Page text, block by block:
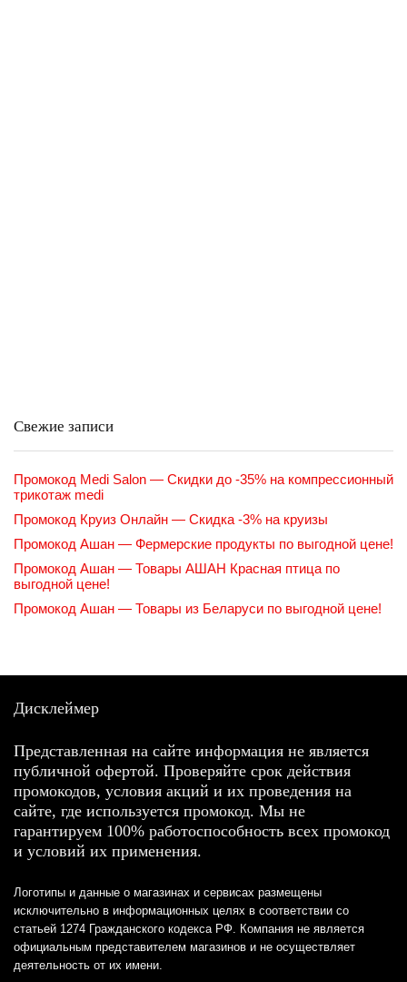
Свежие записи
Промокод Medi Salon — Скидки до -35% на компрессионный
трикотаж medi
Промокод Круиз Онлайн — Скидка -3% на круизы
Промокод Ашан — Фермерские продукты по выгодной цене!
Промокод Ашан — Товары АШАН Красная птица по
выгодной цене!
Промокод Ашан — Товары из Беларуси по выгодной цене!
Дисклеймер
Представленная на сайте информация не является
публичной офертой. Проверяйте срок действия
промокодов, условия акций и их проведения на
сайте, где используется промокод. Мы не
гарантируем 100% работоспособность всех промокод
и условий их применения.
Логотипы и данные о магазинах и сервисах размещены
исключительно в информационных целях в соответствии со
статьей 1274 Гражданского кодекса РФ. Компания не является
официальным представителем магазинов и не осуществляет
деятельность от их имени.